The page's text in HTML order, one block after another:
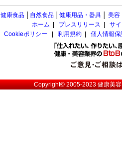
健康食品 自然食品 健康用品・器具 美容
ホーム
プレスリリース
サ
Cookieポリシー
利用規約 個人情報
Copyright© 2005-2023健康美